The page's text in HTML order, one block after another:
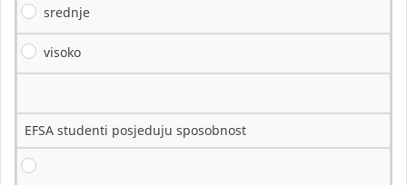
srednje
visoko
EFSA studenti posjeduju sposobnost